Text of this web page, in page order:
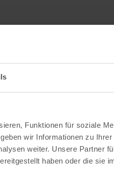
Funktionen für soziale
wir Informationen zu
weiter. Unsere Partner
haben oder die sie